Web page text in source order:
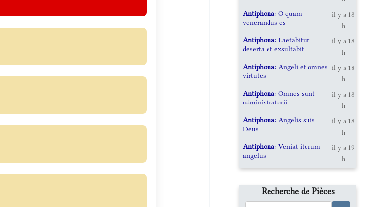
Antiphona: O quam
venerandus es
il y a 18
h
Antiphona: Laetabitur
deserta et exsultabit
il y a 18
h
Antiphona: Angeli et omnes
virtutes
il y a 18
h
Antiphona: Omnes sunt
administratorii
il y a 18
h
Antiphona: Angelis suis
Deus
il y a 18
h
Antiphona: Veniat iterum
angelus
il y a 19
h
Recherche de Pièces